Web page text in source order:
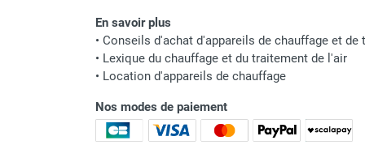
Chauffage mobile au gaz propane /
butane
Chauffage mobile au gaz à
combustion directe
Chauffage mobile au gaz à
combustion indirecte
Chauffage mobile au gaz rayonnant
En savoir plus
• Conseils d'achat d'appareils de chauffage et de
• Lexique du chauffage et du traitement de l'air
• Location d'appareils de chauffage
Nos modes de paiement